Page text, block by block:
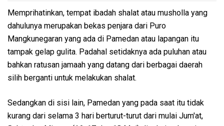
Memprihatinkan, tempat ibadah shalat atau musholla yang
dahulunya merupakan bekas penjara dari Puro
Mangkunegaran yang ada di Pamedan atau lapangan itu
tampak gelap gulita. Padahal setidaknya ada puluhan atau
bahkan ratusan jamaah yang datang dari berbagai daerah
silih berganti untuk melakukan shalat.
Sedangkan di sisi lain, Pamedan yang pada saat itu tidak
kurang dari selama 3 hari berturut-turut dari mulai Jum'at,